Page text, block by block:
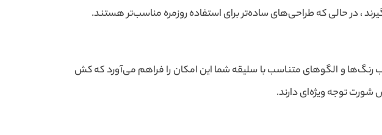
، در حالی که طراحی‌های ساده‌تر برای استفاده روزمره مناسب‌تر هستند.
و الگوهای متناسب با سلیقه شما این امکان را فراهم می‌آورد که کش
توجه ویژه‌ای دارند.